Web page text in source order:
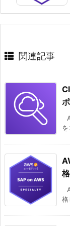
関連記事
格